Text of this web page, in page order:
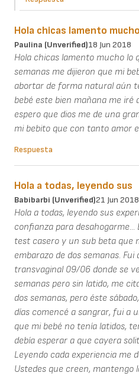
Hola chicas lamento
Paulina (unverified)18 Jun 2018
Hola chicas lamento mucho lo
semanas me dijieron que mi
abortar de forma natural aún
bebé este bien mañana me iré
espero que dios me de una
mi bebito que con tanto amor
Respuesta
Hola a todas, leyendo sus
Babibarbi (unverified)21 Jun 2018
Hola a todas, leyendo sus
confianza para
test casero y un sub beta que
embarazo de dos semanas.
transvaginal 09/06 donde se
semanas pero sin latido, me
dos semanas, pero éste
días comencé a sangrar, fui a
que mi bebé no tenía latidos,
debía esperar a que cayera
Leyendo cada experiencia me
Ustedes que creen, mantengo